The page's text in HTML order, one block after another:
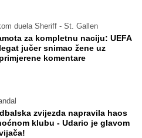
duela Sheriff - St. Gallen
za kompletnu naciju: UEFA
jučer snimao žene uz
komentare
zvijezda napravila haos
klubu - Udario je glavom